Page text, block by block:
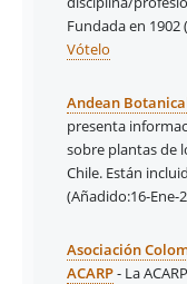
Fundada en 1902
Vótelo
Andean
presenta
sobre plantas de
Chile. Están
(Añadido:16-Ene-
Asociación
ACARP- La